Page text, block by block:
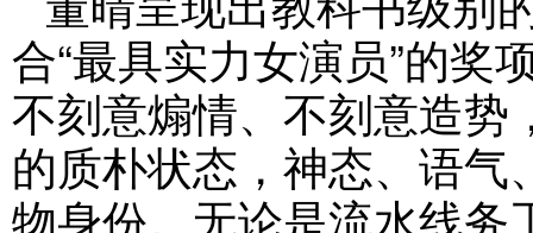
合“最具实力女演员”的奖
不刻意煽情、不刻意造
的质朴状态，神态、语
物身份。无论是流水线